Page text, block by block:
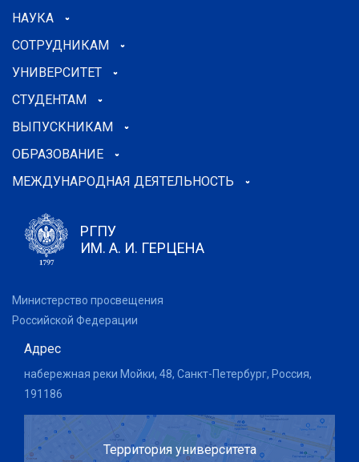
НАУКА
СОТРУДНИКАМ
УНИВЕРСИТЕТ
СТУДЕНТАМ
ВЫПУСКНИКАМ
ОБРАЗОВАНИЕ
МЕЖДУНАРОДНАЯ ДЕЯТЕЛЬНОСТЬ
РГПУ
ИМ. А. И. ГЕРЦЕНА
Министерство просвещения
Российской Федерации
Адрес
набережная реки Мойки, 48, Санкт-Петербург, Россия,
191186
Территория университета